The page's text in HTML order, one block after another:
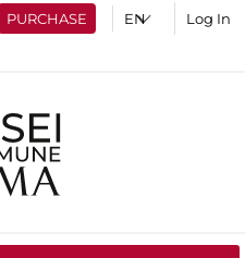
PURCHASE Log In